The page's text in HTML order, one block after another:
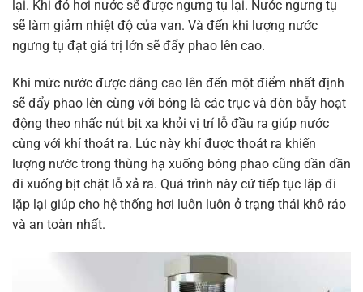
lại. Khi đó hơi nước sẽ được ngưng tụ lại. Nước ngưng tụ
sẽ làm giảm nhiệt độ của van. Và đến khi lượng nước
ngưng tụ đạt giá trị lớn sẽ đẩy phao lên cao.
Khi mức nước được dâng cao lên đến một điểm nhất định
sẽ đẩy phao lên cùng với bóng là các trục và đòn bẫy hoạt
động theo nhấc nút bịt xa khỏi vị trí lỗ đầu ra giúp nước
cùng với khí thoát ra. Lúc này khí được thoát ra khiến
lượng nước trong thùng hạ xuống bóng phao cũng dần dần
đi xuống bịt chặt lỗ xả ra. Quá trình này cứ tiếp tục lặp đi
lặp lại giúp cho hệ thống hơi luôn luôn ở trạng thái khô ráo
và an toàn nhất.